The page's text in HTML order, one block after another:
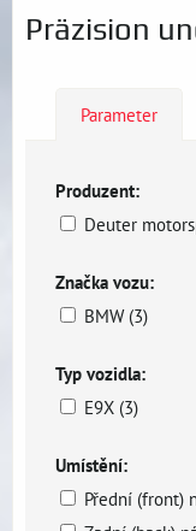
Präzision
Parameter
Produzent:
Deuter
Značka vozu:
BMW (3)
Typ vozidla:
E9X (3)
Umístění:
Přední (front)